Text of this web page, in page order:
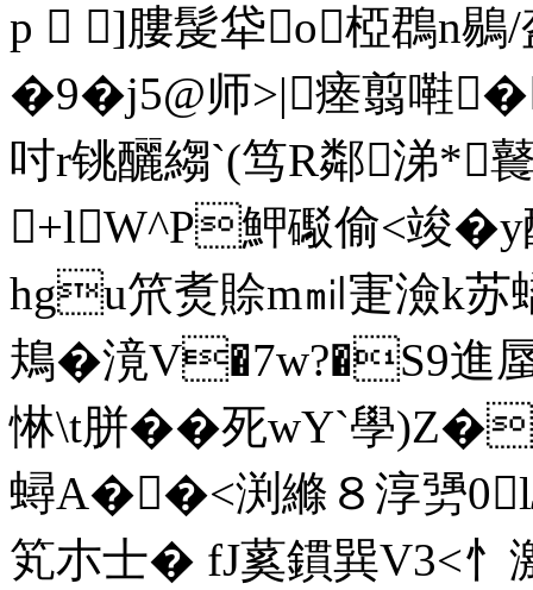
p  ]膢髲牮o椏鵘n鶍/
�9�j5@师>|瘗翦嚡
吋r铫釃縐` (笃R鄰涕
+lW^P魻礟偷<竣
hgu笊煑賒m㏕寁澰k苏
鳺�滰V�7w?�S9進
惏\t胼��死wY`學)Z�
蟳A��<渕縧８淳勥0l
笂朩士� fJ蒵鏆巽V3<